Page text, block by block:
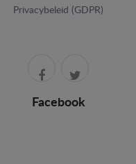
Privacybeleid (GDPR)
Facebook